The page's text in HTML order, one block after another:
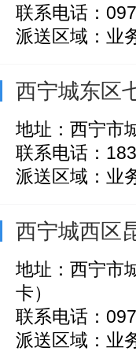
联系电话：
派送区域：业
西宁城东区
地址：西宁市
联系电话：
派送区域：业
西宁城西区
地址：西宁市
卡）
联系电话：
派送区域：业